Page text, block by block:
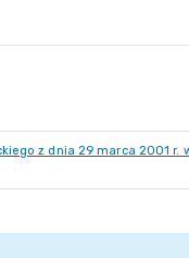
z dnia 29 marca 2001